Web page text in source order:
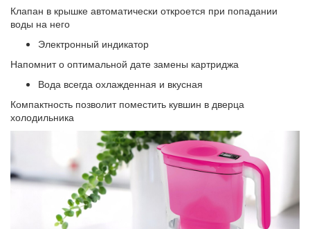
Клапан в крышке автоматически откроется при попадании
воды на него
Электронный индикатор
Напомнит о оптимальной дате замены картриджа
Вода всегда охлажденная и вкусная
Компактность позволит поместить кувшин в дверца
холодильника